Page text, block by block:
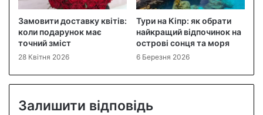
Замовити доставку квітів:
коли подарунок має
точний зміст
28 Квітня 2026
Тури на Кіпр: як обрати
найкращий відпочинок на
острові сонця та моря
6 Березня 2026
Залишити відповідь